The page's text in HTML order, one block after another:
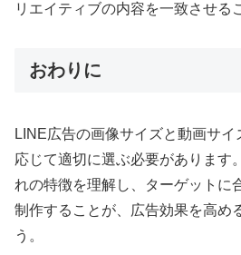
リエイティブの内容を一致させる
おわりに
LINE広告の画像サイズと動画サ
応じて適切に選ぶ必要があります
れの特徴を理解し、ターゲットに
制作することが、広告効果を高め
う。